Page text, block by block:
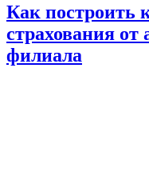
Как построить
страхования от
филиала